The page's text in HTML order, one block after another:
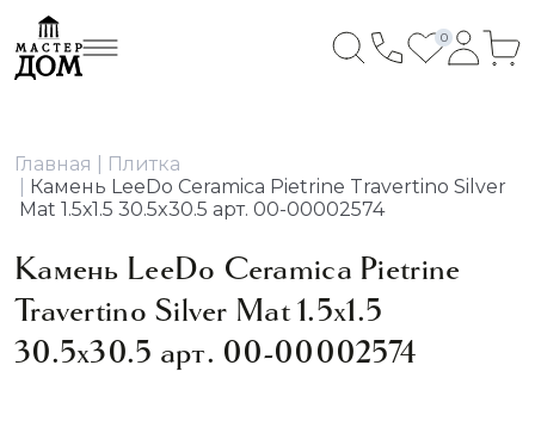
0
Главная
Плитка
Камень LeeDo Ceramica Pietrine Travertino Silver
Mat 1.5х1.5 30.5x30.5 арт. 00-00002574
Камень LeeDo Ceramica Pietrine
Travertino Silver Mat 1.5х1.5
30.5x30.5 арт. 00-00002574